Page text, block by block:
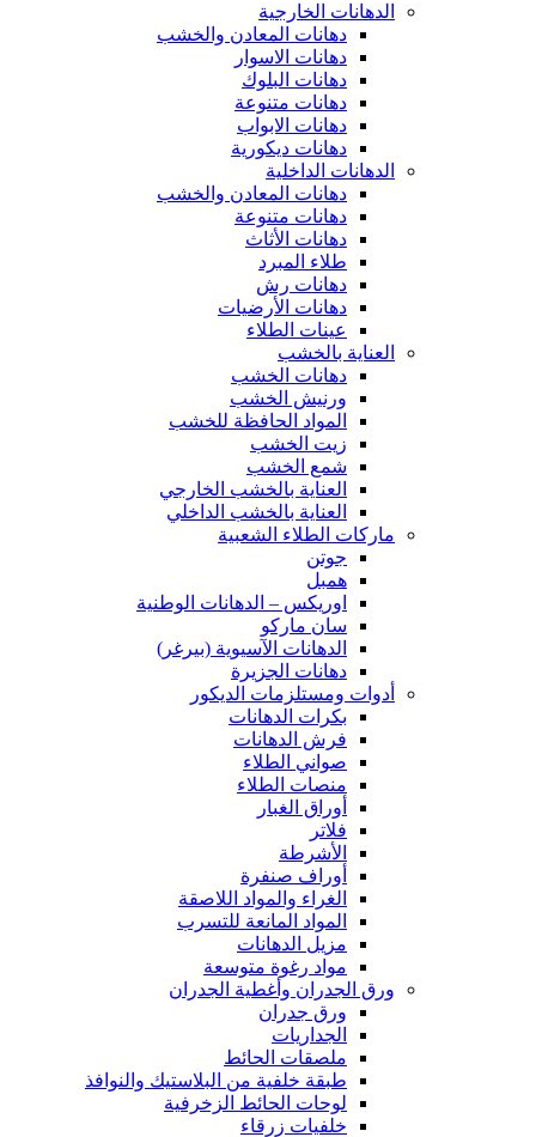
الدهانات الخارجية
دهانات المعادن والخشب
دهانات الاسوار
دهانات البلوك
دهانات متنوعة
دهانات الابواب
دهانات ديكورية
الدهانات الداخلية
دهانات المعادن والخشب
دهانات متنوعة
دهانات الأثاث
طلاء المبرد
دهانات رش
دهانات الأرضيات
عينات الطلاء
العناية بالخشب
دهانات الخشب
ورنيش الخشب
المواد الحافظة للخشب
زيت الخشب
شمع الخشب
العناية بالخشب الخارجي
العناية بالخشب الداخلي
ماركات الطلاء الشعبية
جوتن
همبل
اوريكس – الدهانات الوطنية
سان ماركو
الدهانات الآسيوية (بيرغر)
دهانات الجزيرة
أدوات ومستلزمات الديكور
بكرات الدهانات
فرش الدهانات
صواني الطلاء
منصات الطلاء
أوراق الغبار
فلاتر
الأشرطة
أوراف صنفرة
الغراء والمواد اللاصقة
المواد المانعة للتسرب
مزيل الدهانات
مواد رغوة متوسعة
ورق الجدران وأغطية الجدران
ورق جدران
الجداريات
ملصقات الحائط
طبقة خلفية من البلاستيك والنوافذ
لوحات الحائط الزخرفية
خلفيات زرقاء